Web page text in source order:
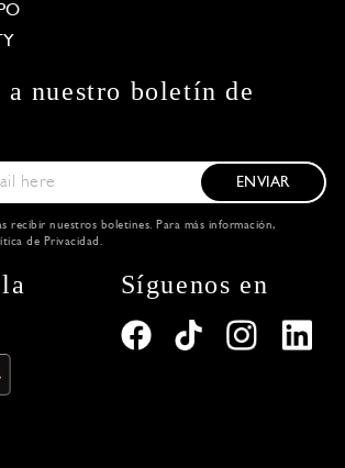
a nuestro boletín de
ENVIAR
recibir nuestros boletines. Para más información,
de Privacidad .
Síguenos en